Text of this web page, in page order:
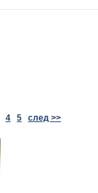
4 5 след >>